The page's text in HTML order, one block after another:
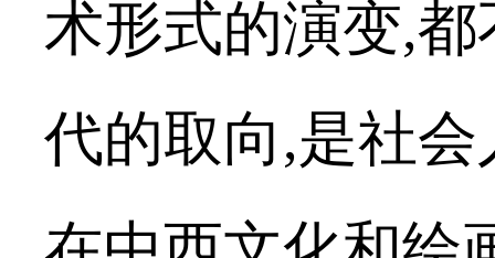
术形式的演变,都
代的取向,是社